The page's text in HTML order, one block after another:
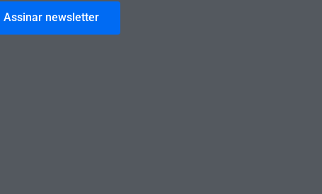
Assinar newsletter